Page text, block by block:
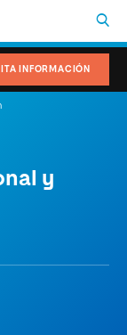
INFORMACIÓN
y